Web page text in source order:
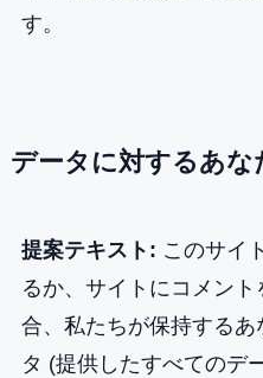
す。
データに対するあな
提案テキスト: このサイ
るか、サイトにコメン
合、私たちが保持する
タ (提供したすべてのデ